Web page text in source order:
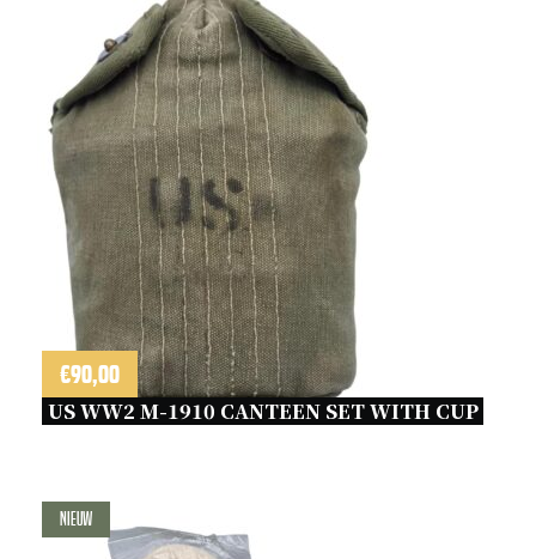
€90,00
US WW2 M-1910 CANTEEN SET WITH CUP
Nieuw